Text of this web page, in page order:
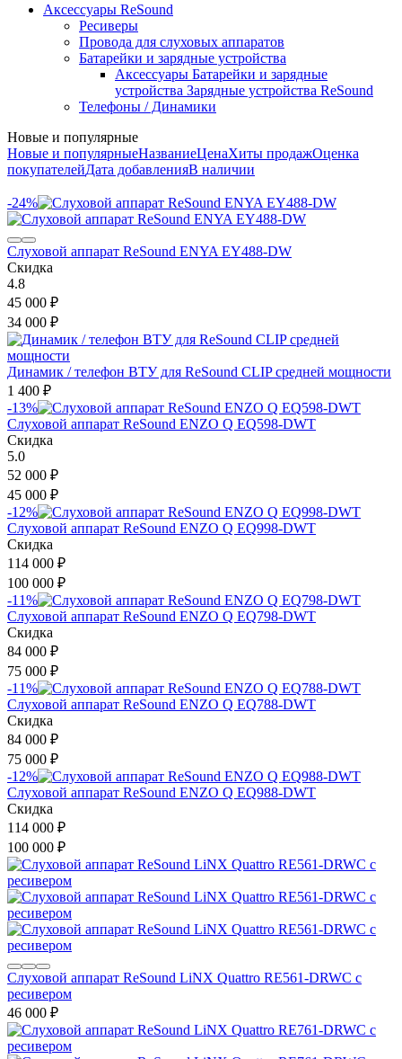
Аксессуары ReSound
Ресиверы
Провода для слуховых аппаратов
Батарейки и зарядные устройства
Аксессуары Батарейки и зарядные
устройства Зарядные устройства ReSound
Телефоны / Динамики
Новые и популярные
Новые и популярныеНазваниеЦенаХиты продажОценка
покупателейДата добавленияВ наличии
-24%
Слуховой аппарат ReSound ENYA EY488-DW
Скидка
4.8
45 000 ₽
34 000 ₽
Динамик / телефон ВТУ для ReSound CLIP средней мощности
1 400 ₽
-13%
Слуховой аппарат ReSound ENZO Q EQ598-DWT
Скидка
5.0
52 000 ₽
45 000 ₽
-12%
Слуховой аппарат ReSound ENZO Q EQ998-DWT
Скидка
114 000 ₽
100 000 ₽
-11%
Слуховой аппарат ReSound ENZO Q EQ798-DWT
Скидка
84 000 ₽
75 000 ₽
-11%
Слуховой аппарат ReSound ENZO Q EQ788-DWT
Скидка
84 000 ₽
75 000 ₽
-12%
Слуховой аппарат ReSound ENZO Q EQ988-DWT
Скидка
114 000 ₽
100 000 ₽
Слуховой аппарат ReSound LiNX Quattro RE561-DRWC с
ресивером
46 000 ₽